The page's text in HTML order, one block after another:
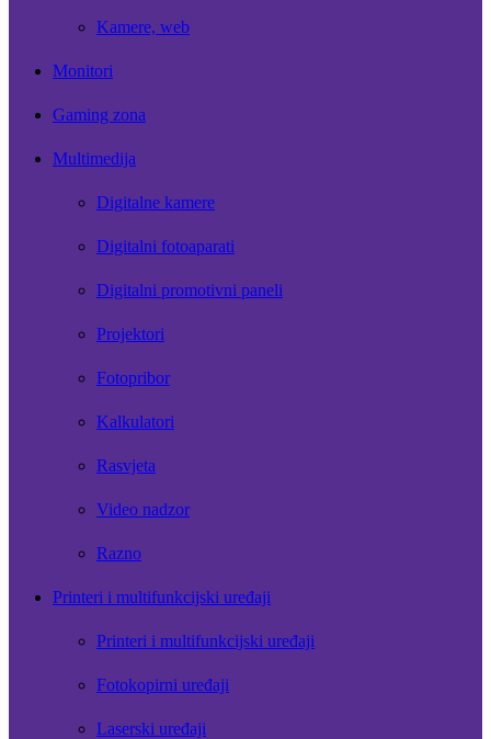
Kamere, web
Monitori
Gaming zona
Multimedija
Digitalne kamere
Digitalni fotoaparati
Digitalni promotivni paneli
Projektori
Fotopribor
Kalkulatori
Rasvjeta
Video nadzor
Razno
Printeri i multifunkcijski uređaji
Printeri i multifunkcijski uređaji
Fotokopirni uređaji
Laserski uređaji